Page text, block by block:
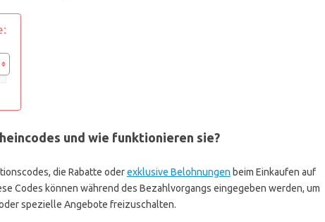
und wie funktionieren sie?
die Rabatte oderexklusive Belohnungen beim Einkaufen auf
Codes können während des Bezahlvorgangs eingegeben werden, um
spezielle Angebote freizuschalten.